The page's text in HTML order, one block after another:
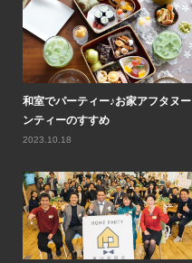
和室でパーティー♪お家アフタヌー
ンティーのすすめ
2023.10.18